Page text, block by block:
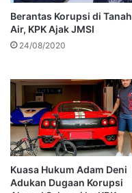
Berantas Korupsi di Tanah
Air, KPK Ajak JMSI
24/08/2020
Kuasa Hukum Adam Deni
Adukan Dugaan Korupsi